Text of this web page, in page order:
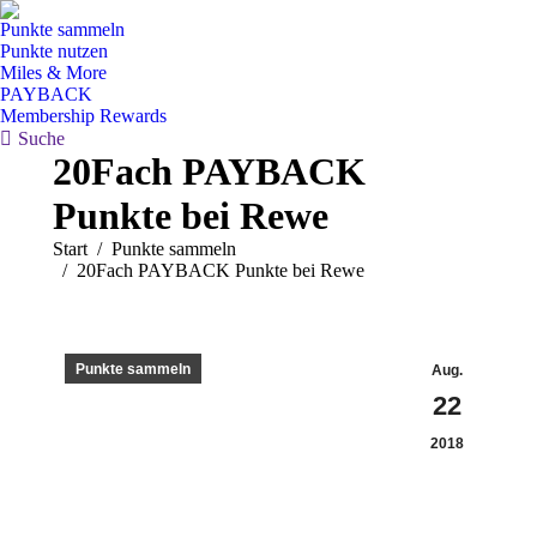
Punkte sammeln
Punkte nutzen
Miles & More
PAYBACK
Membership Rewards
Search:
Suche
20Fach PAYBACK
Punkte bei Rewe
Sie befinden sich hier:
Start
Punkte sammeln
20Fach PAYBACK Punkte bei Rewe
Aug.
22
2018
Punkte sammeln